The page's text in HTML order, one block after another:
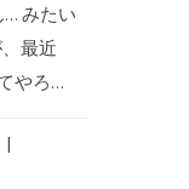
みたい
最近
やろ…
|